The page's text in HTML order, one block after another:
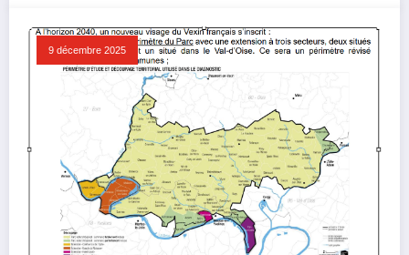
9 décembre 2025